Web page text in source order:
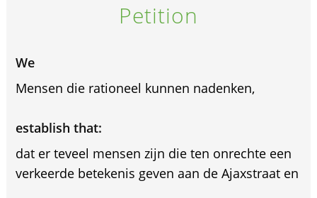
Petition
We
Mensen die rationeel kunnen nadenken,
establish that:
dat er teveel mensen zijn die ten onrechte een
verkeerde betekenis geven aan de Ajaxstraat en